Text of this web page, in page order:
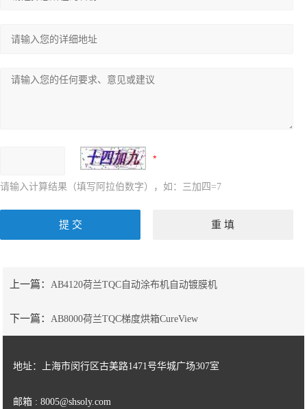
请输入计算结果（填写阿拉伯数字），如：三加四=7
上一篇： AB4120荷兰TQC自动涂布机自动镀膜机
下一篇： AB8000荷兰TQC梯度烘箱CureView
地址：上海市闵行区古美路1471号华城广场307室
邮箱 : 8005@shsoly.com